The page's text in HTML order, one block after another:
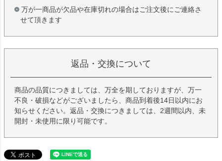
万が一商品が欠品や在庫切れの場合はご注文後にご連絡さ
せて頂きます
返品・交換について
商品の品質につきましては、万全を期しておりますが、万一
不良・破損などがございましたら、商品到着後14日以内にお
知らせください。返品・交換につきましては、2週間以内、未
開封・未使用に限り可能です。